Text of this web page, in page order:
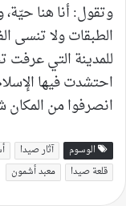
وتقول: أنا هنا
الطبقات ولا تنسى
للمدينة التي عرفت
احتشدت فيها
انصرفوا من
الوسوم آثار صيدا
قلعة صيدا
معبد أشمون